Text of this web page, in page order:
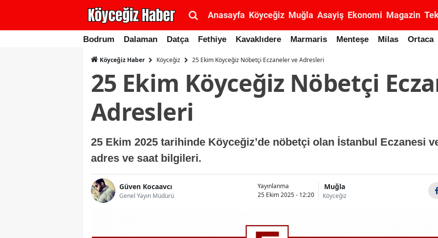
Anasayfa Köyceğiz Muğla Asayiş Ekonomi Magazin
Bodrum Dalaman Datça Fethiye Kavaklıdere Marmaris Menteşe Milas Ortaca
Köyceğiz Haber Köyceğiz 25 Ekim Köyceğiz Nöbetçi Eczaneler ve Adresleri
25 Ekim Köyceğiz Nöbetçi
Adresleri
25 Ekim 2025 tarihinde Köyceğiz’de nöbetçi olan İstanbul Eczanesi
adres ve saat bilgileri.
Güven Kocaavcı
Genel Yayın Müdürü
Yayınlanma
25 Ekim 2025 - 12:20
Muğla
Köyceğiz